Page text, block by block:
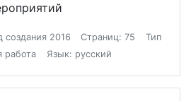
создания 2016 Страниц: 75
Тип
работа
Язык: русский